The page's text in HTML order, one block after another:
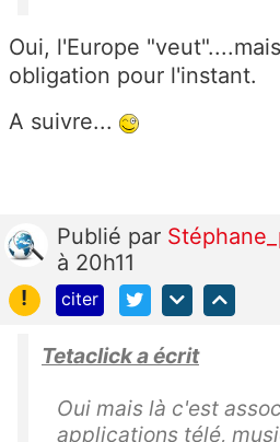
Oui, l'Europe
obligation pour l'instant.
A suivre...
Publié par
à 20h11
!
citer
Tetaclick a écrit
Oui mais là c'est
applications télé,